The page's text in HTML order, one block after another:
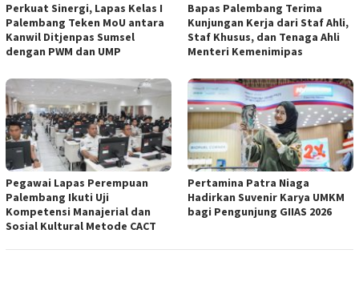
Perkuat Sinergi, Lapas Kelas I
Palembang Teken MoU antara
Kanwil Ditjenpas Sumsel
dengan PWM dan UMP
Bapas Palembang Terima
Kunjungan Kerja dari Staf Ahli,
Staf Khusus, dan Tenaga Ahli
Menteri Kemenimipas
Pegawai Lapas Perempuan
Palembang Ikuti Uji
Kompetensi Manajerial dan
Sosial Kultural Metode CACT
Pertamina Patra Niaga
Hadirkan Suvenir Karya UMKM
bagi Pengunjung GIIAS 2026